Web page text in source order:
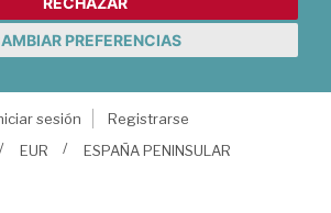
PREFERENCIAS
sesión
Registrarse
EUR ESPAÑA PENINSULAR